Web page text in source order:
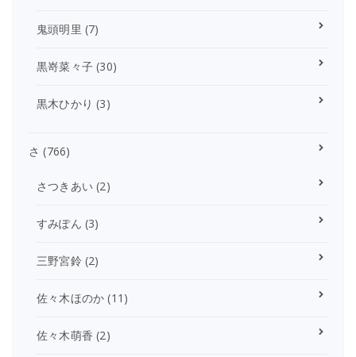
鬼頭明里 (7)
黒嵜菜々子 (30)
黒木ひかり (3)
さ (766)
さつきあい (2)
すみぽん (3)
三野宮鈴(2)
佐々木ほのか (11)
佐々木萌香 (2)